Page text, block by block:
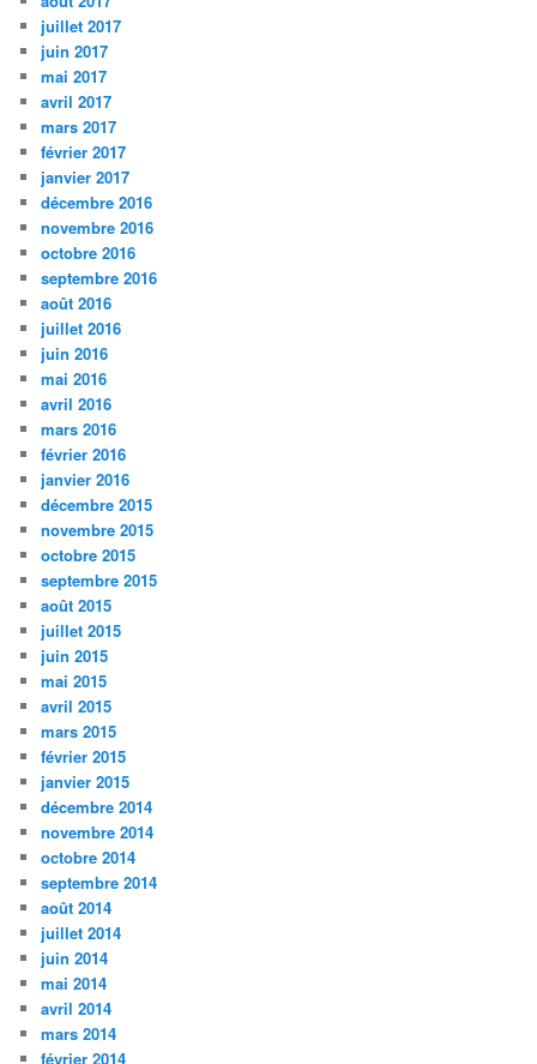
juillet 2017
juin 2017
mai 2017
avril 2017
mars 2017
février 2017
janvier 2017
décembre 2016
novembre 2016
octobre 2016
septembre 2016
août 2016
juillet 2016
juin 2016
mai 2016
avril 2016
mars 2016
février 2016
janvier 2016
décembre 2015
novembre 2015
octobre 2015
septembre 2015
août 2015
juillet 2015
juin 2015
mai 2015
avril 2015
mars 2015
février 2015
janvier 2015
décembre 2014
novembre 2014
octobre 2014
septembre 2014
août 2014
juillet 2014
juin 2014
mai 2014
avril 2014
mars 2014
février 2014